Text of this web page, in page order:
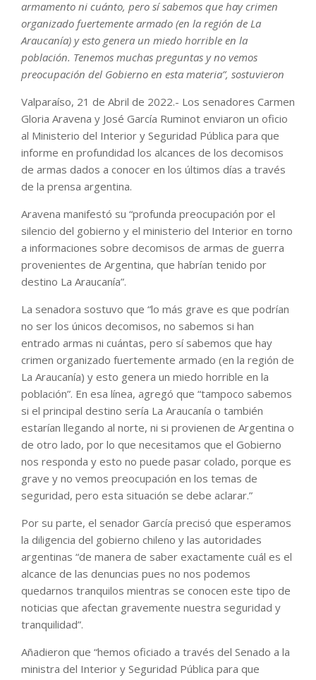
armamento ni cuánto, pero sí sabemos que hay crimen
organizado fuertemente armado (en la región de La
Araucanía) y esto genera un miedo horrible en la
población. Tenemos muchas preguntas y no vemos
preocupación del Gobierno en esta materia”, sostuvieron
Valparaíso, 21 de Abril de 2022.- Los senadores Carmen
Gloria Aravena y José García Ruminot enviaron un oficio
al Ministerio del Interior y Seguridad Pública para que
informe en profundidad los alcances de los decomisos
de armas dados a conocer en los últimos días a través
de la prensa argentina.
Aravena manifestó su “profunda preocupación por el
silencio del gobierno y el ministerio del Interior en torno
a informaciones sobre decomisos de armas de guerra
provenientes de Argentina, que habrían tenido por
destino La Araucanía”.
La senadora sostuvo que “lo más grave es que podrían
no ser los únicos decomisos, no sabemos si han
entrado armas ni cuántas, pero sí sabemos que hay
crimen organizado fuertemente armado (en la región de
La Araucanía) y esto genera un miedo horrible en la
población”. En esa línea, agregó que “tampoco sabemos
si el principal destino sería La Araucanía o también
estarían llegando al norte, ni si provienen de Argentina o
de otro lado, por lo que necesitamos que el Gobierno
nos responda y esto no puede pasar colado, porque es
grave y no vemos preocupación en los temas de
seguridad, pero esta situación se debe aclarar.”
Por su parte, el senador García precisó que esperamos
la diligencia del gobierno chileno y las autoridades
argentinas “de manera de saber exactamente cuál es el
alcance de las denuncias pues no nos podemos
quedarnos tranquilos mientras se conocen este tipo de
noticias que afectan gravemente nuestra seguridad y
tranquilidad”.
Añadieron que “hemos oficiado a través del Senado a la
ministra del Interior y Seguridad Pública para que